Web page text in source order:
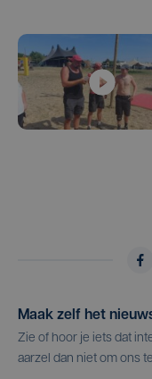
Maak zelf het
Zie of hoor je iets dat
aarzel dan niet om ons